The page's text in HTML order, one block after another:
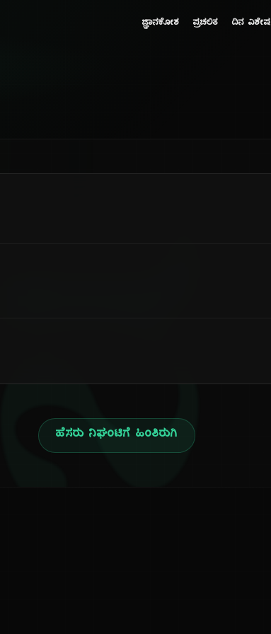
ಜ್ಞಾನಕೋಶ ಪ್ರಚಲಿತ ದಿನ ವಿಶೇಷ
ನ
ಹೆಸರು ನಿಘಂಟಿಗೆ ಹಿಂತಿರುಗಿ